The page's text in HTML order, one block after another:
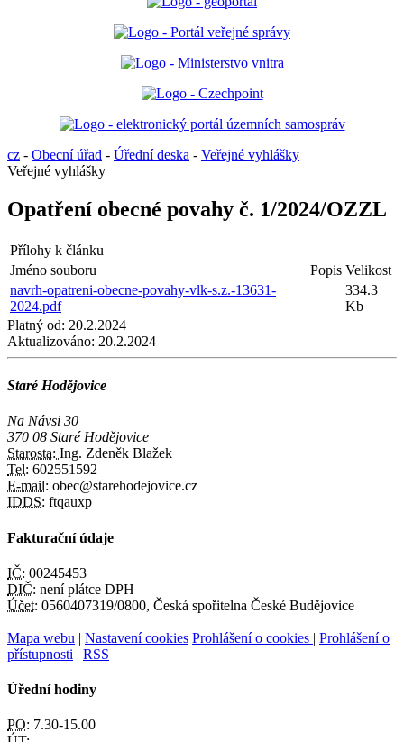
cz - Obecní úřad - Úřední deska - Veřejné vyhlášky
Veřejné vyhlášky
Opatření obecné povahy č. 1/2024/OZZL
Přílohy k článku
Jméno souboru
Popis Velikost
navrh-opatreni-obecne-povahy-vlk-s.z.-13631-
2024.pdf
334.3
Kb
Platný od: 20.2.2024
Aktualizováno: 20.2.2024
Staré Hodějovice
Na Návsi 30
370 08 Staré Hodějovice
Starosta: Ing. Zdeněk Blažek
Tel: 602551592
E-mail: obec@starehodejovice.cz
IDDS: ftqauxp
Fakturační údaje
IČ: 00245453
DIČ: není plátce DPH
Účet: 0560407319/0800, Česká spořitelna České Budějovice
Mapa webu | Nastavení cookies Prohlášení o cookies | Prohlášení o
přístupnosti | RSS
Úřední hodiny
PO: 7.30-15.00